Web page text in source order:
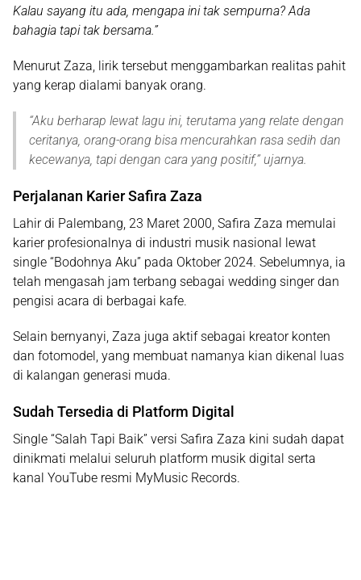
Kalau sayang itu ada, mengapa ini tak sempurna? Ada
bahagia tapi tak bersama.”
Menurut Zaza, lirik tersebut menggambarkan realitas pahit
yang kerap dialami banyak orang.
“Aku berharap lewat lagu ini, terutama yang relate dengan
ceritanya, orang-orang bisa mencurahkan rasa sedih dan
kecewanya, tapi dengan cara yang positif,” ujarnya.
Perjalanan Karier Safira Zaza
Lahir di Palembang, 23 Maret 2000, Safira Zaza memulai
karier profesionalnya di industri musik nasional lewat
single “Bodohnya Aku” pada Oktober 2024. Sebelumnya, ia
telah mengasah jam terbang sebagai wedding singerdan
pengisi acara di berbagai kafe.
Selain bernyanyi, Zaza juga aktif sebagai kreator konten
dan fotomodel, yang membuat namanya kian dikenal luas
di kalangan generasi muda.
Sudah Tersedia di Platform Digital
Single “Salah Tapi Baik” versi Safira Zaza kini sudah dapat
dinikmati melalui seluruh platform musik digital serta
kanal YouTube resmi MyMusic Records.